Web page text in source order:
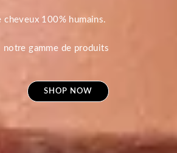
100% humains.
notre gamme de produits
SHOP NOW